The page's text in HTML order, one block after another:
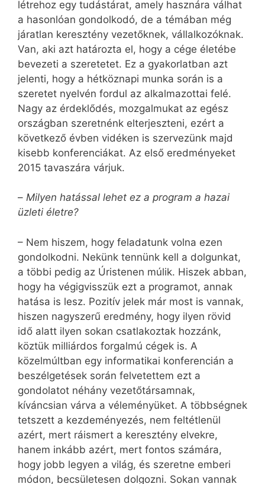
létrehoz egy tudástárat, amely hasznára válhat
a hasonlóan gondolkodó, de a témában még
járatlan keresztény vezetőknek, vállalkozóknak.
Van, aki azt határozta el, hogy a cége életébe
bevezeti a szeretetet. Ez a gyakorlatban azt
jelenti, hogy a hétköznapi munka során is a
szeretet nyelvén fordul az alkalmazottai felé.
Nagy az érdeklődés, mozgalmukat az egész
országban szeretnénk elterjeszteni, ezért a
következő évben vidéken is szervezünk majd
kisebb konferenciákat. Az első eredményeket
2015 tavaszára várjuk.
– Milyen hatással lehet ez a program a hazai
üzleti életre?
– Nem hiszem, hogy feladatunk volna ezen
gondolkodni. Nekünk tennünk kell a dolgunkat,
a többi pedig az Úristenen múlik. Hiszek abban,
hogy ha végigvisszük ezt a programot, annak
hatása is lesz. Pozitív jelek már most is vannak,
hiszen nagyszerű eredmény, hogy ilyen rövid
idő alatt ilyen sokan csatlakoztak hozzánk,
köztük milliárdos forgalmú cégek is. A
közelmúltban egy informatikai konferencián a
beszélgetések során felvetettem ezt a
gondolatot néhány vezetőtársamnak,
kíváncsian várva a véleményüket. A többségnek
tetszett a kezdeményezés, nem feltétlenül
azért, mert ráismert a keresztény elvekre,
hanem inkább azért, mert fontos számára,
hogy jobb legyen a világ, és szeretne emberi
módon, becsületesen dolgozni. Sokan vannak